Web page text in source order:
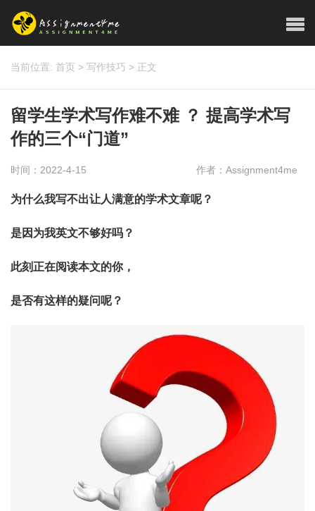
当前位置: 首页 > 写作技巧 > 正文
留学生学术写作难不难 ？ 提高学术写
作的三个“门道”
时间：2022-4-15 作者：Assignment4me
为什么我写不出让人满意的学术文章呢？
是因为我英文不够好吗？
此刻正在阅读本文的你，
是否有这样的疑问呢？